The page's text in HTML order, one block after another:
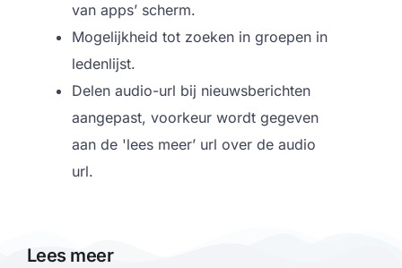
van apps’ scherm.
Mogelijkheid tot zoeken in groepen in
ledenlijst.
Delen audio-url bij nieuwsberichten
aangepast, voorkeur wordt gegeven
aan de 'lees meer’ url over de audio
url.
Lees meer